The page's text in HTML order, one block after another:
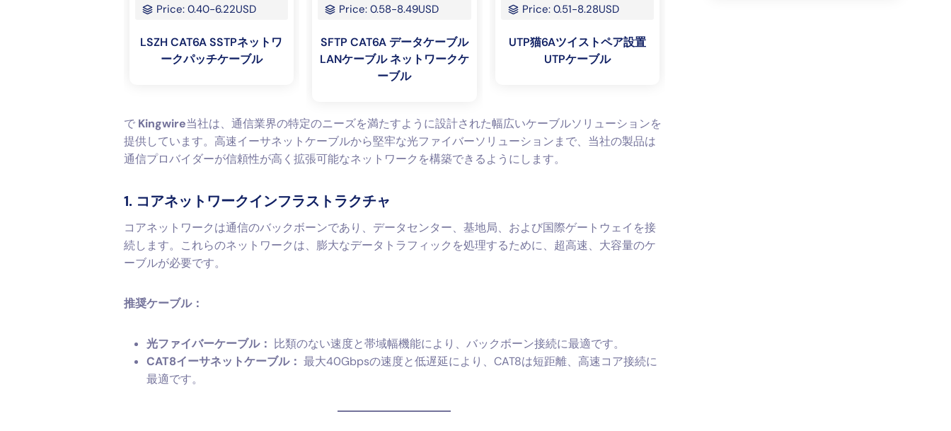
Price: 0.40-6.22USD
LSZH CAT6A SSTPネットワ
ークパッチケーブル
Price: 0.58-8.49USD
SFTP CAT6A データケーブル
LANケーブル ネットワークケ
ーブル
Price: 0.51-8.28USD
UTP猫6Aツイストペア設置
UTPケーブル
で Kingwire当社は、通信業界の特定のニーズを満たすように設計された幅広いケーブルソリューションを
提供しています。高速イーサネットケーブルから堅牢な光ファイバーソリューションまで、当社の製品は
通信プロバイダーが信頼性が高く拡張可能なネットワークを構築できるようにします。
1. コアネットワークインフラストラクチャ
コアネットワークは通信のバックボーンであり、データセンター、基地局、および国際ゲートウェイを接
続します。これらのネットワークは、膨大なデータトラフィックを処理するために、超高速、大容量のケ
ーブルが必要です。
推奨ケーブル：
光ファイバーケーブル： 比類のない速度と帯域幅機能により、バックボーン接続に最適です。
CAT8イーサネットケーブル： 最大40Gbpsの速度と低遅延により、CAT8は短距離、高速コア接続に
最適です。